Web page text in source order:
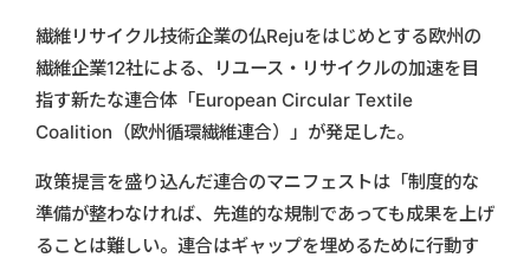
繊維リサイクル技術企業の仏Rejuをはじめとする欧州の
繊維企業12社による、リユース・リサイクルの加速を目
指す新たな連合体「European Circular Textile
Coalition（欧州循環繊維連合）」が発足した。
政策提言を盛り込んだ連合のマニフェストは「制度的な
準備が整わなければ、先進的な規制であっても成果を上げ
ることは難しい。連合はギャップを埋めるために行動す